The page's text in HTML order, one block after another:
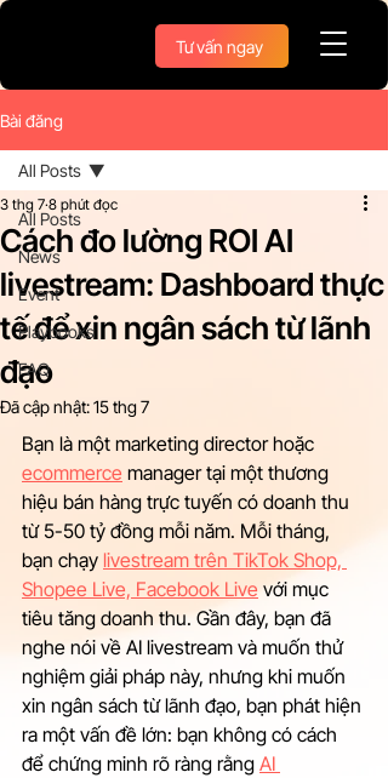
Tư vấn ngay
Bài đăng
All Posts
News
Event
Playbooks
FAQ
All Posts
Cách đo lường ROI AI
livestream: Dashboard thực
tế để xin ngân sách từ lãnh
đạo
3 thg 7 8 phút đọc
Đã cập nhật:15 thg 7
Bạn là một marketing director hoặc
ecommerce manager tại một thương
hiệu bán hàng trực tuyến có doanh thu
từ 5-50 tỷ đồng mỗi năm. Mỗi tháng,
bạn chạy livestream trên TikTok Shop,
Shopee Live, Facebook Live với mục
tiêu tăng doanh thu. Gần đây, bạn đã
nghe nói về AI livestream và muốn thử
nghiệm giải pháp này, nhưng khi muốn
xin ngân sách từ lãnh đạo, bạn phát hiện
ra một vấn đề lớn: bạn không có cách
để chứng minh rõ ràng rằng AI